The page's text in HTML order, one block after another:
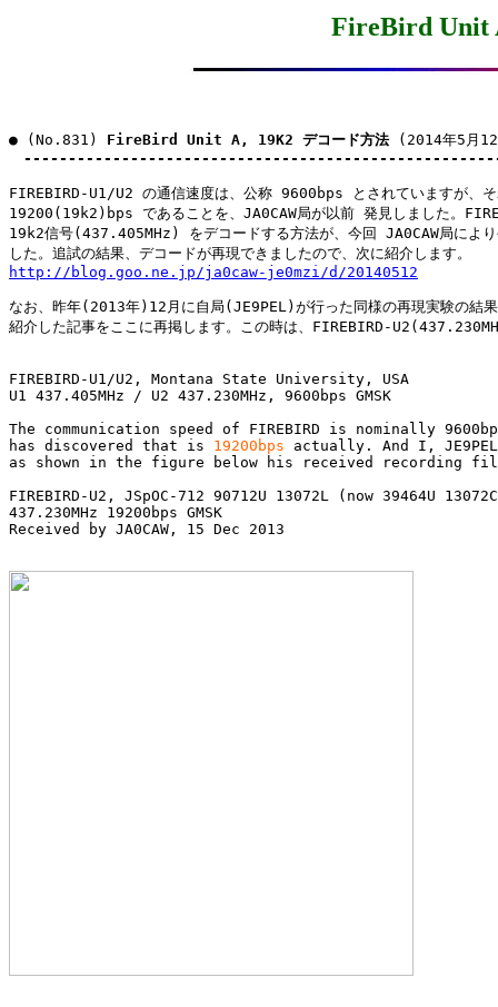
FireBird Unit
● (No.831) FireBird Unit A, 19K2 デコード方法 (2014年5月
FIREBIRD-U1/U2 の通信速度は、公称 9600bps とされていますが、そ
19200(19k2)bps であることを、JA0CAW局が以前 発見しました。
19k2信号(437.405MHz) をデコードする方法が、今回 JA0CAW局により
http://blog.goo.ne.jp/ja0caw-je0mzi/d/20140512
なお、昨年(2013年)12月に自局(JE9PEL)が行った同様の再現実験の結
紹介した記事をここに再掲します。この時は、FIREBIRD-
FIREBIRD-U1/U2, Montana State University, USA
U1 437.405MHz / U2 437.230MHz, 9600bps GMSK
The communication speed of FIREBIRD is nominally
has discovered that is 19200bps actually. And I,
as shown in the figure below his received recording
FIREBIRD-U2, JSpOC-712 90712U 13072L (now 39464U
437.230MHz 19200bps GMSK
Received by JA0CAW, 15 Dec 2013